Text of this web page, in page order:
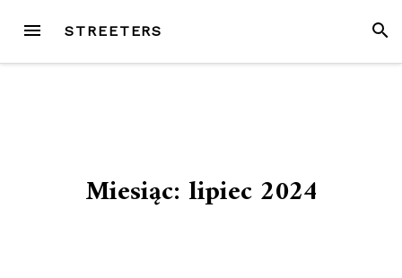
treści
MENU STREETERS
Miesiąc: lipiec 2024